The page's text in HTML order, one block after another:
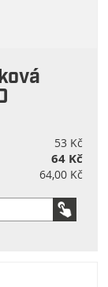
53 Kč
64 Kč
64,00 Kč